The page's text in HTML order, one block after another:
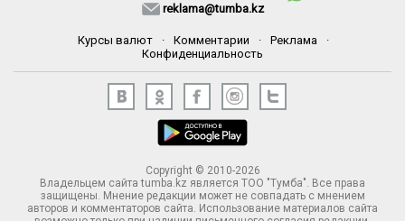
reklama@tumba.kz
Курсы валют · Комментарии · Реклама
·
Конфиденциальность
Copyright © 2010-2026
Владельцем сайта tumba.kz является ТОО "Тумба". Все права
защищены. Мнение редакции может не совпадать с мнением
авторов и комментаторов сайта. Использование материалов сайта